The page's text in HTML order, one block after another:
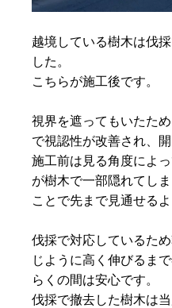
越境している樹木は伐
した。
こちらが施工後です。
視界を遮ってもいたた
で視認性が改善され、
施工前は見る角度によ
が樹木で一部隠れてし
ことで先まで見通せる
伐採で対応しているた
じように高く伸びるま
らくの間は安心です。
伐採で撤去した樹木は